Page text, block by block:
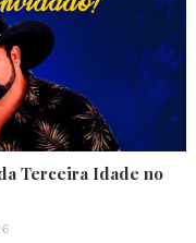
Terceira Idade no